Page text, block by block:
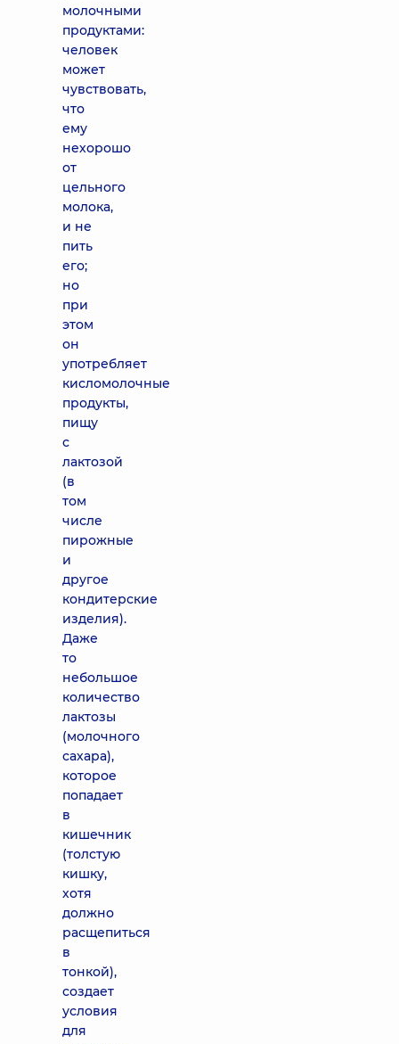
молочными
продуктами:
человек
может
чувствовать,
что
ему
нехорошо
от
цельного
молока,
и не
пить
его;
но
при
этом
он
употребляет
кисломолочные
продукты,
пищу
с
лактозой
(в
том
числе
пирожные
и
другое
кондитерские
изделия).
Даже
то
небольшое
количество
лактозы
(молочного
сахара),
которое
попадает
в
кишечник
(толстую
кишку,
хотя
должно
расщепиться
в
тонкой),
создает
условия
для